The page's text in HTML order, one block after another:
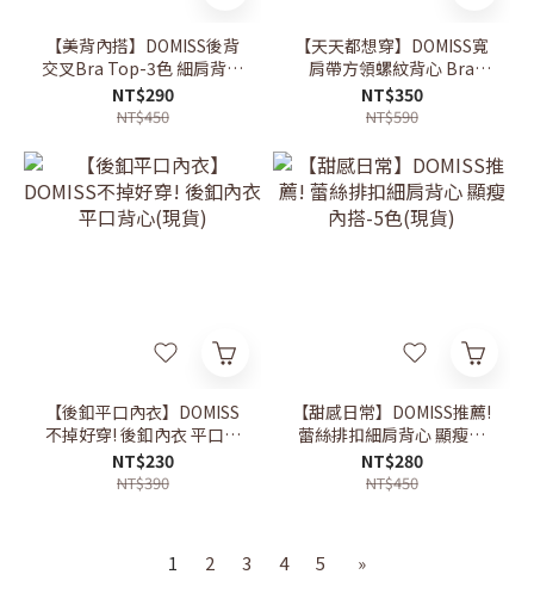
【美背內搭】DOMISS後背
交叉Bra Top-3色 細肩背心
(現+預)
NT$290
NT$450
【天天都想穿】DOMISS寬
肩帶方領螺紋背心 Bra
Top-3色 顯瘦 背心 百搭背
心(現貨)
NT$350
NT$590
【後釦平口內衣】DOMISS
不掉好穿! 後釦內衣 平口背
心(現貨)
NT$230
NT$390
【甜感日常】DOMISS推薦!
蕾絲排扣細肩背心 顯瘦內
搭-5色(現貨)
NT$280
NT$450
1 2 3 4 5 »